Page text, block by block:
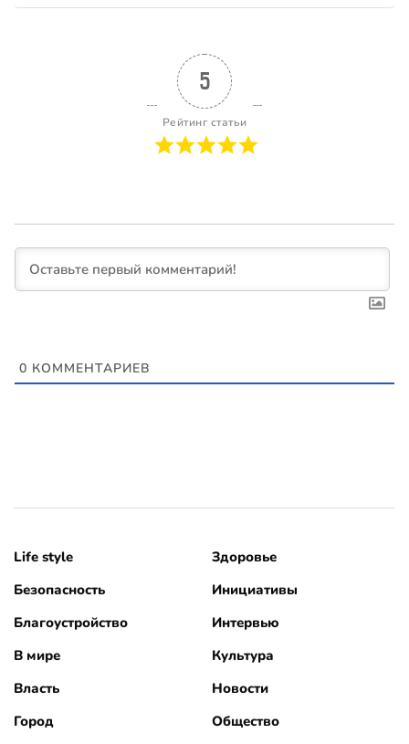
5
Рейтинг статьи
0 КОММЕНТАРИЕВ
Life style
Безопасность
Благоустройство
В мире
Власть
Город
Здоровье
Инициативы
Интервью
Культура
Новости
Общество